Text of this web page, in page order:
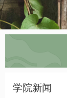
学院新闻